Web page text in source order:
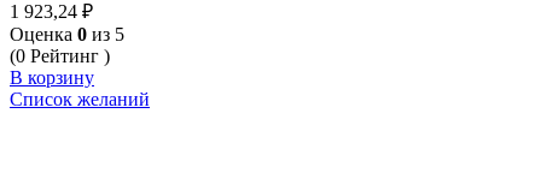
1 923,24 ₽
Оценка 0 из 5
(0 Рейтинг )
В корзину
Список желаний